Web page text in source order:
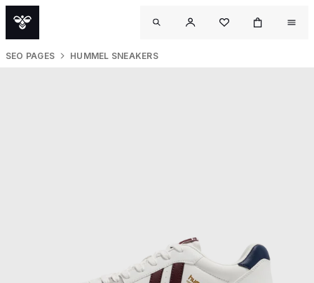
SEO PAGES HUMMEL SNEAKERS